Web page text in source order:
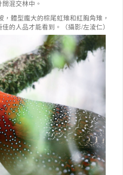
混交林中。
，體型龐大的棕尾虹雉和紅胸角雉，
的人品才能看到。（攝影/左淩仁）